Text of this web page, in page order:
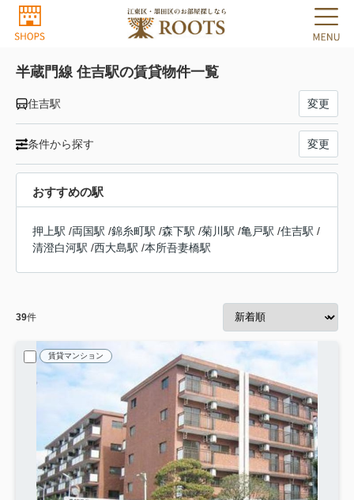
半蔵門線 住吉駅の賃貸物件一覧
住吉駅 変更
条件から探す 変更
おすすめの駅
押上駅 /両国駅 /錦糸町駅 /森下駅 /菊川駅 /亀戸駅 /住吉駅 /
清澄白河駅 /西大島駅 /本所吾妻橋駅
39件
賃貸マンション